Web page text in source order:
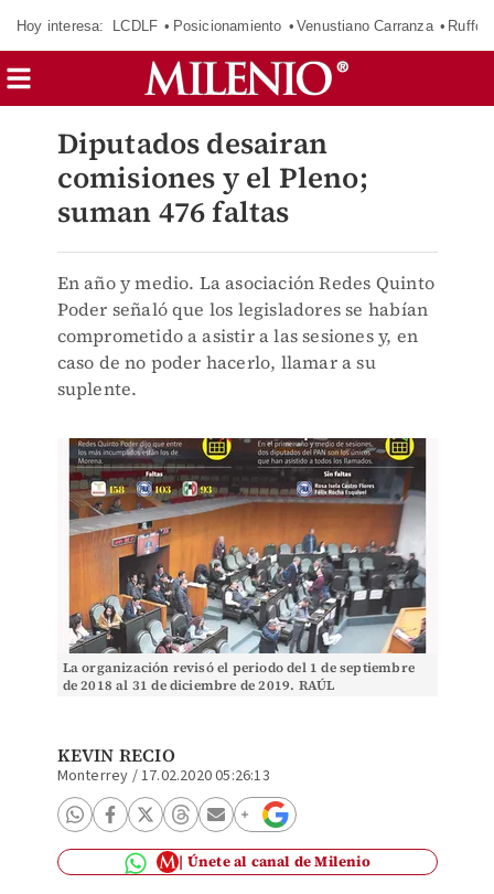
Hoy interesa: LCDLF Posicionamiento Venustiano Carranza Ruffo
Diputados desairan
comisiones y el Pleno;
suman 476 faltas
En año y medio. La asociación Redes Quinto
Poder señaló que los legisladores se habían
comprometido a asistir a las sesiones y, en
caso de no poder hacerlo, llamar a su
suplente.
La organización revisó el periodo del 1 de septiembre
de 2018 al 31 de diciembre de 2019. RAÚL
KEVIN RECIO
Monterrey /17.02.2020 05:26:13
Únete al canal de Milenio